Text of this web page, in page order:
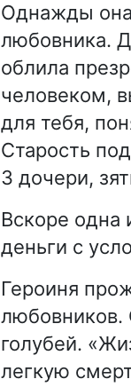
Однажды она
любовника.
облила
человеком,
для тебя,
Старость
3 дочери,
Вскоре одна
деньги с
Героиня
любовников.
голубей.
легкую